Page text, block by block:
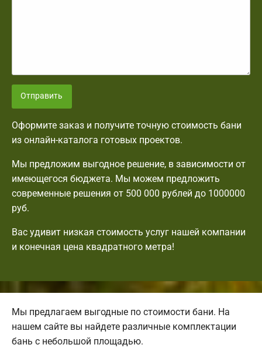
Отправить
Оформите заказ и получите точную стоимость бани
из онлайн-каталога готовых проектов.
Мы предложим выгодное решение, в зависимости от
имеющегося бюджета. Мы можем предложить
современные решения от 500 000 рублей до 1000000
руб.
Вас удивит низкая стоимость услуг нашей компании
и конечная цена квадратного метра!
Мы предлагаем выгодные по стоимости бани. На
нашем сайте вы найдете различные комплектации
бань с небольшой площадью.